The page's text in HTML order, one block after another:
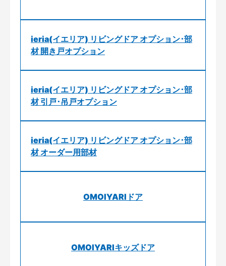
ieria(イエリア) リビングドア オプション･部
材 開き戸オプション
ieria(イエリア) リビングドア オプション･部
材 引戸･吊戸オプション
ieria(イエリア) リビングドア オプション･部
材 オーダー用部材
OMOIYARIドア
OMOIYARIキッズドア